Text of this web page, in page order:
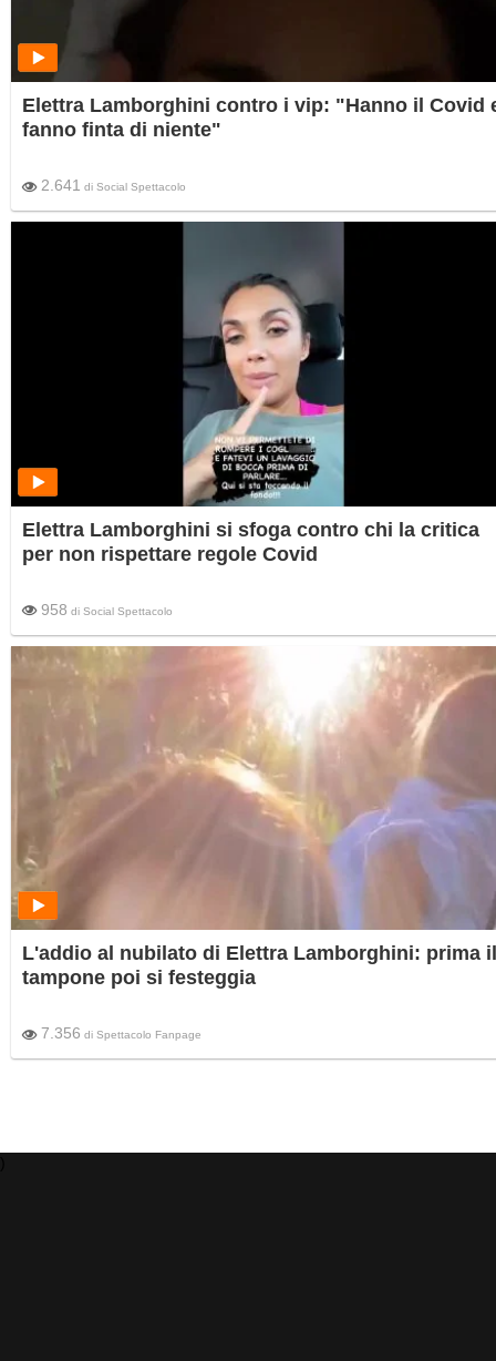
Elettra Lamborghini contro i vip: "Hanno il Covid
fanno finta di niente"
2.641 di Social Spettacolo
Elettra Lamborghini si sfoga contro chi la critica
per non rispettare regole Covid
958 di Social Spettacolo
L'addio al nubilato di Elettra Lamborghini: prima il
tampone poi si festeggia
7.356 di Spettacolo Fanpage